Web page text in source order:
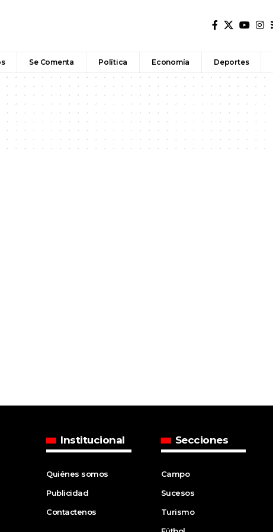
Se Comenta Política Economía Deportes
Institucional
Quiénes somos
Publicidad
Contactenos
Secciones
Campo
Sucesos
Turismo